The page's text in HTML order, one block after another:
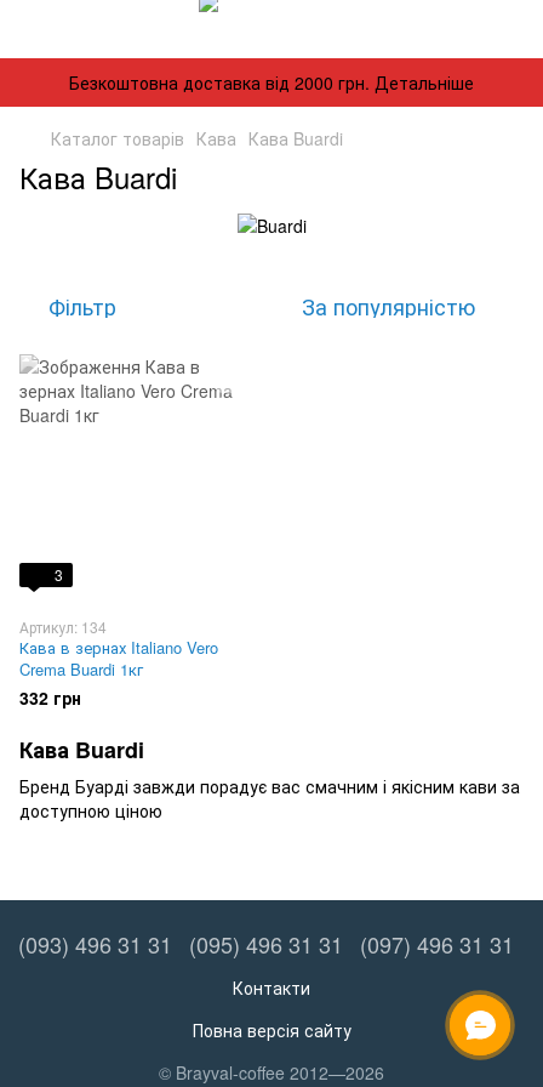
Безкоштовна доставка від 2000 грн. Детальніше
Каталог товарів Кава Кава Buardi
Кава Buardi
Фільтр За популярністю
3
Артикул: 134
Кава в зернах Italiano Vero
Crema Buardi 1кг
332 грн
Кава Buardi
Бренд Буарді завжди порадує вас смачним і якісним кави за
доступною ціною
(093) 496 31 31 (095) 496 31 31 (097) 496 31 31
Контакти
Повна версія сайту
© Brayval-coffee 2012—2026